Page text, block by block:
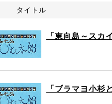
タイトル
「東向島～スカ
「ブラマヨ小杉